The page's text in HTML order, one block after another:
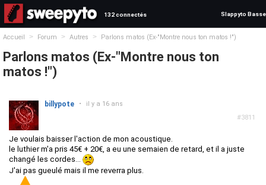
132 connectés Slappyto Basse
Accueil > Forum > Autres > Parlons matos (Ex-"Montre nous ton matos !")
Parlons matos (Ex-"Montre nous ton
matos !")
#3811
billypote • il y a 16 ans
Je voulais baisser l'action de mon acoustique.
le luthier m'a pris 45€ + 20€, a eu une semaien de retard, et il a juste
changé les cordes...
J'ai pas gueulé mais il me reverra plus.